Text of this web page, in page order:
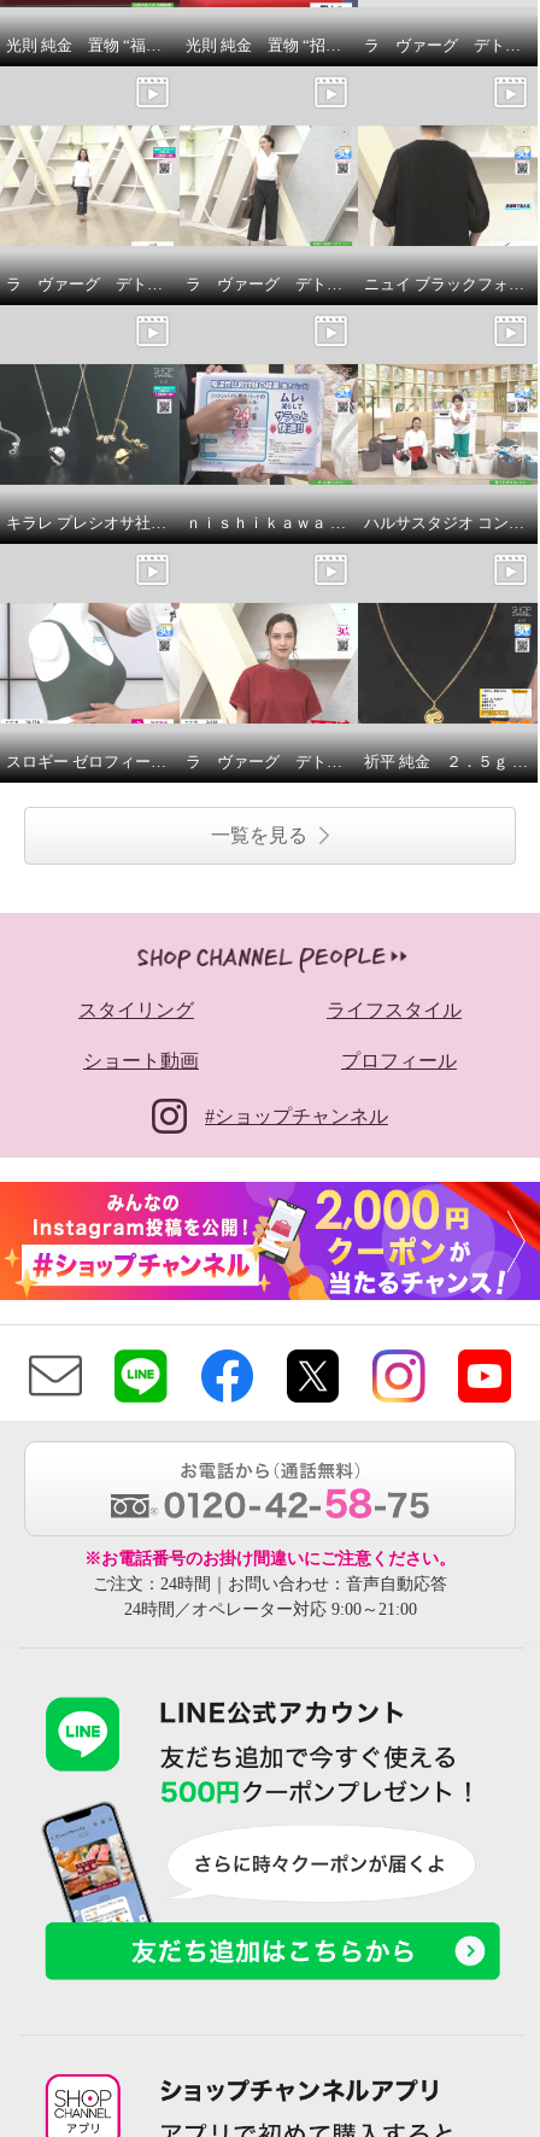
卑弥呼 レザー センタージップ プ
ラットフォームサンダル
プラチナ ２３．５ｃｍ
¥0
光則 純金 置物 “福亀” ＜３ｇ＞ 光則 純金 置物 “招き猫” ＜５ｇ＞ ラ ヴァーグ デトワール 襟開きの変化が 雰囲気を変える リラックス裏毛ワンピース
ラ ヴァーグ デトワール 袖口ターンバック ソフトコットン混天竺 メッセージプリント リラックスＴシャツ ラ ヴァーグ デトワール はくだけで今どき風 楽なウエストゴムで センターラインありの ２タックバレルパンツ ニュイ ブラックフォーマル 洗濯機で洗える！ シフォンブラウス
キラレ プレシオサ社製 クリスタルガラス トリプルロンデル ミラープレスペンダント＆ 片側用ツイストイヤーカフ キラキラ欲張りセット ｎｉｓｈｉｋａｗａ オールコットン 抗菌 リバーシブル やわらか水洗い敷きパッド ＜シングル＞ ハルサスタジオ コンパクトに収納できる 折りたためる ランドリーバスケット ２個セット
スロギー ゼロフィール エブリデイ ハーフトップブラ ３枚セット ラ ヴァーグ デトワール さりげなく決まる デイリーにもお出かけにも カットジャガード 上品プルオーバー 祈平 純金 ２．５ｇ ＰＡＭＰ社製 バラの妖精 リバーシブルコイン ペンダントトップ
一覧を見る
スタイリング ライフスタイル
ショート動画 プロフィール
#ショップチャンネル
※お電話番号のお掛け間違いにご注意ください。
ご注文：24時間｜お問い合わせ：音声自動応答
24時間／オペレーター対応 9:00～21:00